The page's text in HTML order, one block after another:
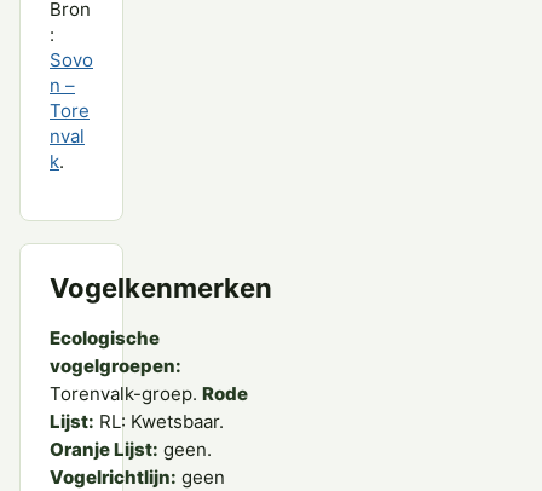
Bron
:
Sovo
n –
Tore
nval
k.
Vogelkenmerken
Ecologische
vogelgroepen:
Torenvalk-groep. Rode
Lijst: RL: Kwetsbaar.
Oranje Lijst: geen.
Vogelrichtlijn: geen